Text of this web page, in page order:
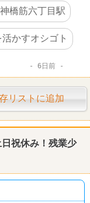
橋筋六丁目駅
かすオシゴト
6日前
リストに追加
日祝休み！残業少